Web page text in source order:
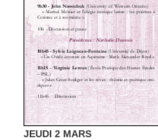
JEUDI 2 MARS